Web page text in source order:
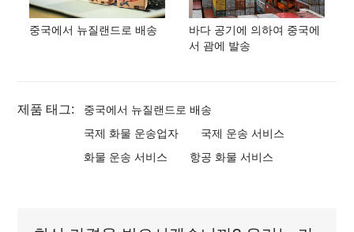
중국에서 뉴질랜드로 배송
바다 공기에 의하여 중국에
서 괌에 발송
제품 태그:
중국에서 뉴질랜드로 배송
국제 화물 운송업자
국제 운송 서비스
화물 운송 서비스
항공 화물 서비스